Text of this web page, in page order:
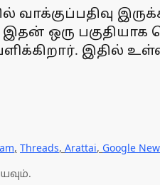
வாக்குப்பதிவு
ஒரு
, Threads, Arattai, Google